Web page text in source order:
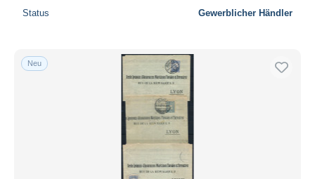
Status Gewerblicher Händler
Neu